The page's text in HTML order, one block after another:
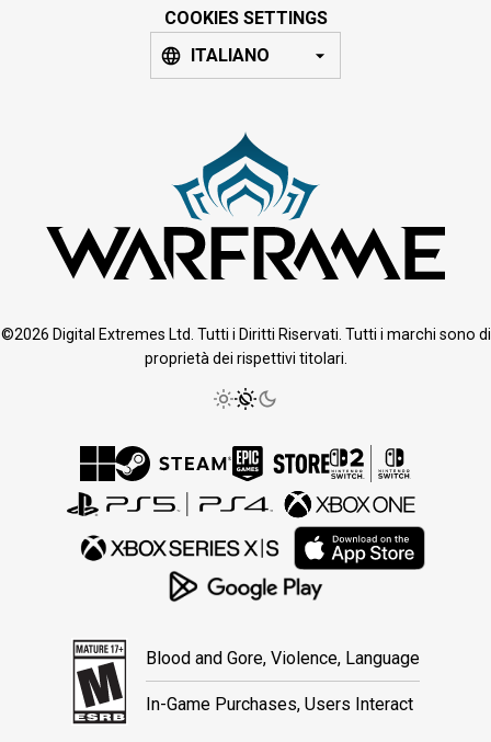
COOKIES SETTINGS
ITALIANO
©2026 Digital Extremes Ltd. Tutti i Diritti Riservati. Tutti i marchi sono di
proprietà dei rispettivi titolari.
Blood and Gore, Violence, Language
In-Game Purchases, Users Interact